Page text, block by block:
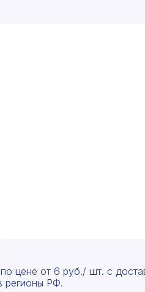
цене от 6 руб./ шт. с
регионы РФ.